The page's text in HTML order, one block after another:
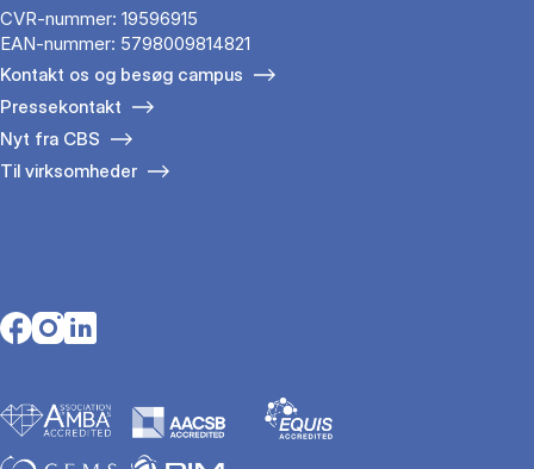
CVR-nummer: 19596915
EAN-nummer: 5798009814821
Kontakt os og besøg campus
Pressekontakt
Nyt fra CBS
Til virksomheder
Opens in a new tab
Opens in a new tab
Opens in a new tab